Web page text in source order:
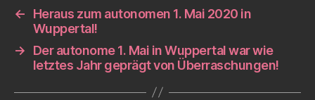
←
Heraus zum autonomen 1. Mai 2020 in
Wuppertal!
→
Der autonome 1. Mai in Wuppertal war wie
letztes Jahr geprägt von Überraschungen!